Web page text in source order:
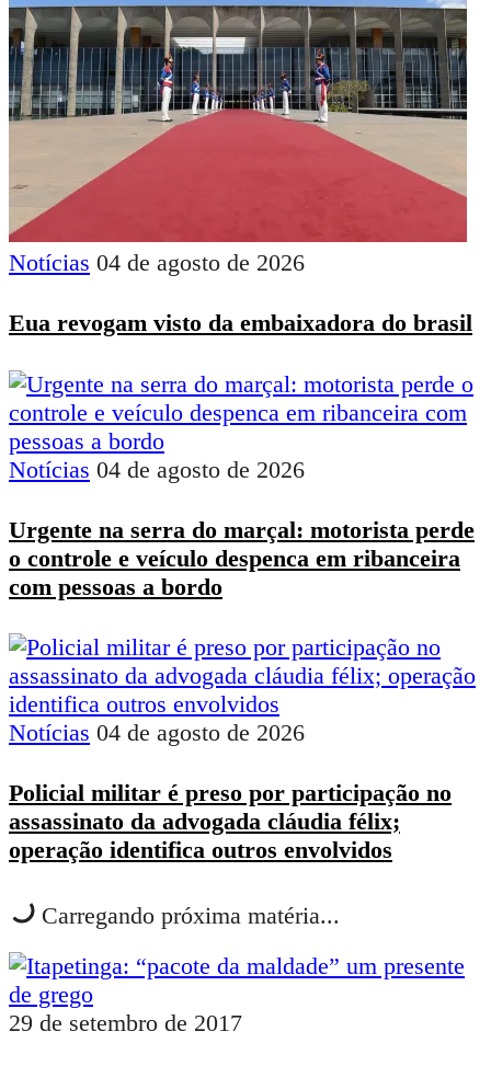
Notícias 04 de agosto de 2026
Eua revogam visto da embaixadora do brasil
Notícias 04 de agosto de 2026
Urgente na serra do marçal: motorista perde
o controle e veículo despenca em ribanceira
com pessoas a bordo
Notícias 04 de agosto de 2026
Policial militar é preso por participação no
assassinato da advogada cláudia félix;
operação identifica outros envolvidos
Carregando próxima matéria...
29 de setembro de 2017